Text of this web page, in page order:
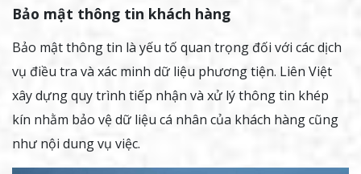
Bảo mật thông tin khách hàng
Bảo mật thông tin là yếu tố quan trọng đối với các dịch
vụ điều tra và xác minh dữ liệu phương tiện. Liên Việt
xây dựng quy trình tiếp nhận và xử lý thông tin khép
kín nhằm bảo vệ dữ liệu cá nhân của khách hàng cũng
như nội dung vụ việc.